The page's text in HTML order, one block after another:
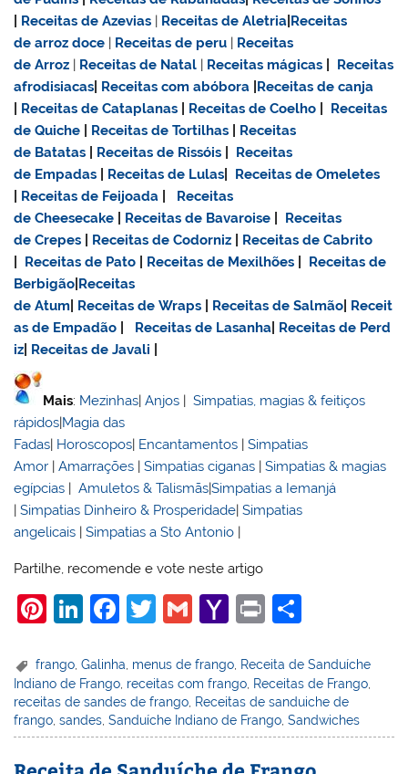
Receitas de Azevias | Receitas de Aletria Receitas
dearroz doce | Receitas de peru | Receitas
de Arroz | Receitas de Natal | Receitas mágicas
Receitas
afrodisiacas Receitas com abóbora Receitas de canja
Receitas de Cataplanas Receitas de Coelho
Receitas
de Quiche
Receitas de Tortilhas
Receitas
de Batatas
Receitas de Rissóis
Receitas
de Empadas
Receitas de Lulas
Receitas de Omeletes
Receitas de Feijoada
Receitas
de Cheesecake
Receitas de Bavaroise
Receitas
de Crepes
Receitas de Codorniz
Receitas de Cabrito
Receitas de Pato Receitas de Mexilhões
Receitas de
Berbigão Receitas
de Atum Receitas de Wraps Receitas de Salmão Receit
as de Empadão
Receitas de Lasanha Receitas de Perd
iz Receitas de Javali
Mais: Mezinhas|Anjos |Simpatias, magias & feitiços
rápidos|Magia das
Fadas| Horoscopos| Encantamentos |Simpatias
Amor |Amarrações |Simpatias ciganas |Simpatias & magias
egípcias |Amuletos & Talismãs|Simpatias a Iemanjá
|Simpatias Dinheiro & Prosperidade|Simpatias
angelicais |Simpatias a Sto Antonio |
Partilhe, recomende e vote neste artigo
Pi
er
e
st
Li
k
e
dI
n
F
c
e
b
T
itt
er
G
ai
l
Y
h
o
o
M
Pr
t
ar
e
frango ,Galinha menus de frango Receita de Sanduíche
Indiano de Frango receitas com frango Receitas de Frango
receitas de sandes de frango Receitas de sanduiche de
frango ,sandes ,Sanduíche Indiano de Frango ,Sandwiches